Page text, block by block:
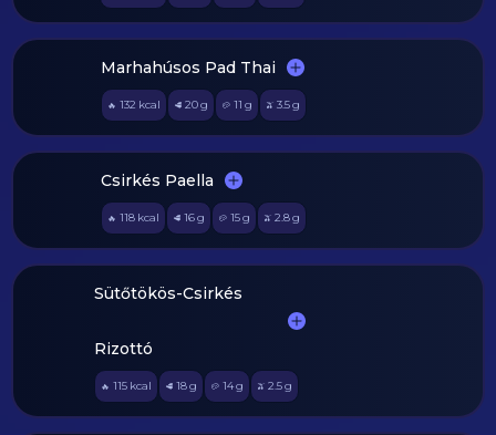
Marhahúsos Pad Thai
🔥 132 kcal 🥩 20g 🥔 11 g 🫒 3.5g
Csirkés Paella
🔥 118 kcal 🥩 16g 🥔 15g 🫒 2.8g
Sütőtökös-Csirkés
Rizottó
🔥 115 kcal 🥩 18g 🥔 14g 🫒 2.5g